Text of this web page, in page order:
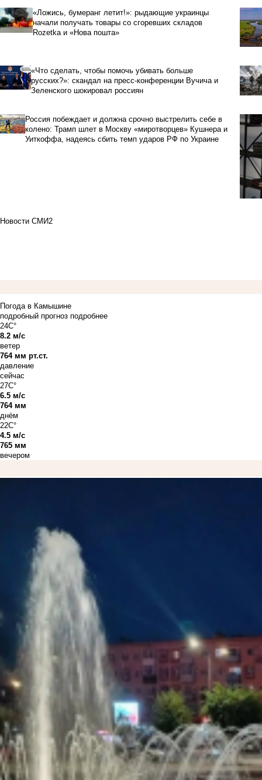
«Ложись, бумеранг летит!»: рыдающие украинцы
начали получать товары со сгоревших складов
Rozetka и «Нова пошта»
«Что сделать, чтобы помочь убивать больше
русских?»: скандал на пресс-конференции Вучича и
Зеленского шокировал россиян
Россия побеждает и должна срочно выстрелить себе в
колено: Трамп шлет в Москву «миротворцев» Кушнера и
Уиткоффа, надеясь сбить темп ударов РФ по Украине
Новости СМИ2
Погода в Камышине
подробный прогноз подробнее
24C°
8.2 м/с
ветер
764 мм рт.ст.
давление
сейчас
27C°
6.5 м/с
764 мм
днём
22C°
4.5 м/с
765 мм
вечером